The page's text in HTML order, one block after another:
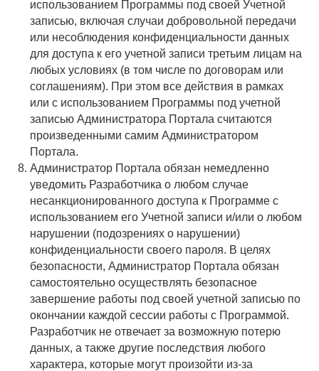
использованием Программы под своей Учетной
записью, включая случаи добровольной передачи
или несоблюдения конфиденциальности данных
для доступа к его учетной записи третьим лицам на
любых условиях (в том числе по договорам или
соглашениям). При этом все действия в рамках
или с использованием Программы под учетной
записью Администратора Портала считаются
произведенными самим Администратором
Портала.
Администратор Портала обязан немедленно
уведомить Разработчика о любом случае
несанкционированного доступа к Программе с
использованием его Учетной записи и/или о любом
нарушении (подозрениях о нарушении)
конфиденциальности своего пароля. В целях
безопасности, Администратор Портала обязан
самостоятельно осуществлять безопасное
завершение работы под своей учетной записью по
окончании каждой сессии работы с Программой.
Разработчик не отвечает за возможную потерю
данных, а также другие последствия любого
характера, которые могут произойти из-за